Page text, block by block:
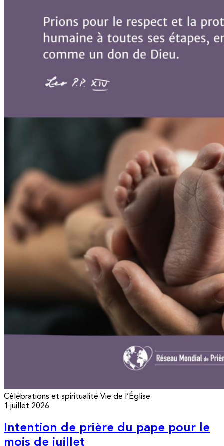
Célébrations et spiritualité Vie de l’Église
1 juillet 2026
Intention de prière du pape pour le
mois de juillet